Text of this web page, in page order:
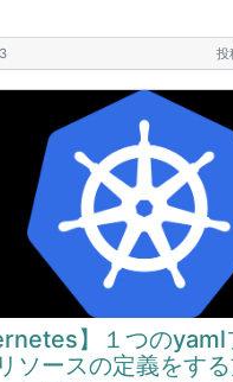
投
】１つの
ソースの定義をす